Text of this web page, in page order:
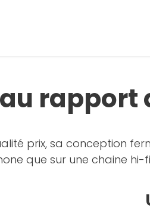
prix, sa conception
que sur une chaine hi-